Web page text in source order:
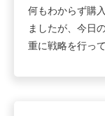
何もわからず購
ましたが、今日
重に戦略を行っ